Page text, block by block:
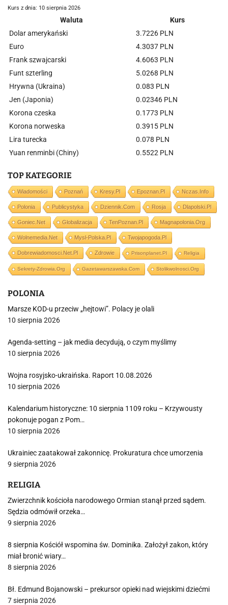
Kurs z dnia: 10 sierpnia 2026
Waluta
Kurs
Dolar amerykański
3.7226 PLN
Euro
4.3037 PLN
Frank szwajcarski
4.6063 PLN
Funt szterling
5.0268 PLN
Hrywna (Ukraina)
0.083 PLN
Jen (Japonia)
0.02346 PLN
Korona czeska
0.1773 PLN
Korona norweska
0.3915 PLN
Lira turecka
0.078 PLN
Yuan renminbi (Chiny)
0.5522 PLN
TOP KATEGORIE
Wiadomości Poznań Kresy.pl Epoznan.pl Nczas.info
Polonia Publicystyka Dziennik.com Rosja Dlapolski.pl
Goniec.net Globalizacja TenPoznan.pl Magnapolonia.org
Wolnemedia.net Mysl-Polska.pl Twojapogoda.pl
Dobrewiadomosci.net.pl Zdrowie Prisonplanet.pl Religia
Sekrety-Zdrowia.org Gazetawarszawska.com Stolikwolnosci.org
POLONIA
Marsze KOD-u przeciw „hejtowi”. Polacy je olali
10 sierpnia 2026
Agenda-setting – jak media decydują, o czym myślimy
10 sierpnia 2026
Wojna rosyjsko-ukraińska. Raport 10.08.2026
10 sierpnia 2026
Kalendarium historyczne: 10 sierpnia 1109 roku – Krzywousty
pokonuje pogan z Pom…
10 sierpnia 2026
Ukrainiec zaatakował zakonnicę. Prokuratura chce umorzenia
9 sierpnia 2026
RELIGIA
Zwierzchnik kościoła narodowego Ormian stanął przed sądem.
Sędzia odmówił orzeka…
9 sierpnia 2026
8 sierpnia Kościół wspomina św. Dominika. Założył zakon, który
miał bronić wiary…
8 sierpnia 2026
Bł. Edmund Bojanowski – prekursor opieki nad wiejskimi dziećmi
7 sierpnia 2026